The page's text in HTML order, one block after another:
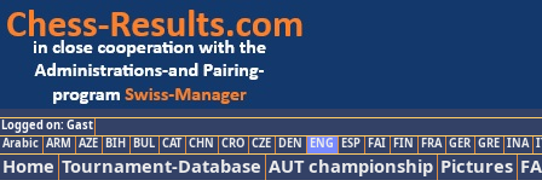
Logged on: Gast
Arabic ARM AZE BIH BUL CAT CHN CRO CZE DEN ENG ESP FAI FIN FRA GER GRE INA
Home Tournament-Database AUT championship Pictures